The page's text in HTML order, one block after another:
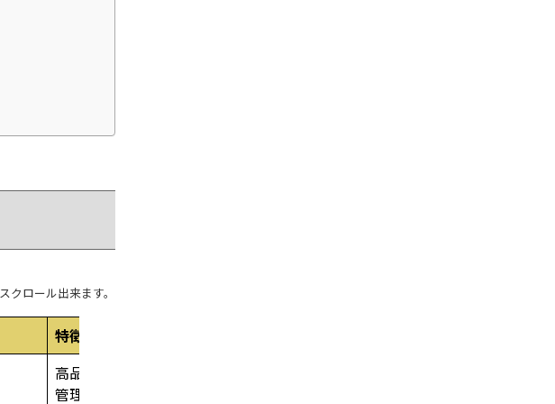
スクロール出来ます。
特徴
高品質なパーソナルトレーニング
管理栄養士による食事指導